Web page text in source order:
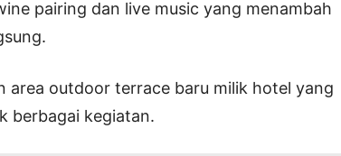
pairing dan live music yang menambah
area outdoor terrace baru milik hotel yang
berbagai kegiatan.